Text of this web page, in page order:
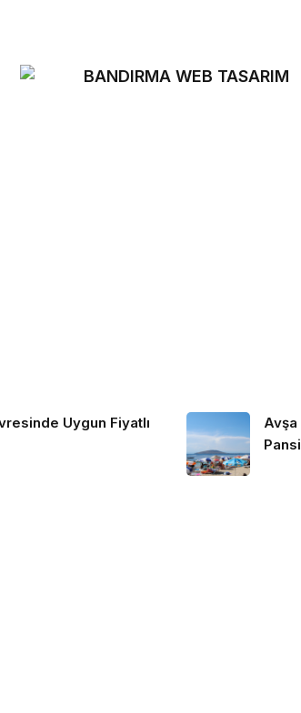
Uygun Fiyatlı
Avşa